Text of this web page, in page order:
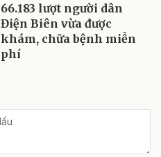
66.183 lượt người dân
Điện Biên vừa được
khám, chữa bệnh miễn
phí